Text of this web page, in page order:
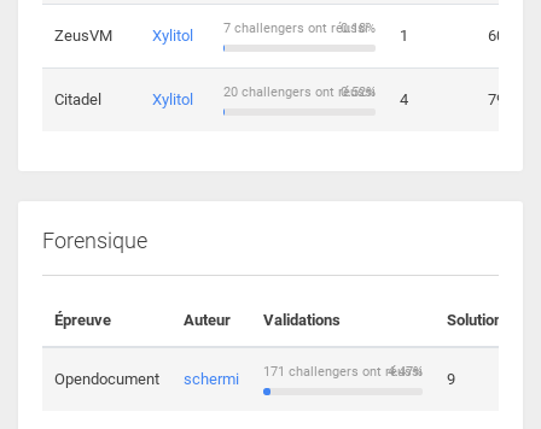
ZeusVM Xylitol 0.18%
7 challengers ont réussi 1 60
Citadel Xylitol 0.52%
20 challengers ont réussi 4 79
Forensique
Épreuve Auteur Validations Solutions
Opendocument schermi 4.47%
171 challengers ont réussi 9